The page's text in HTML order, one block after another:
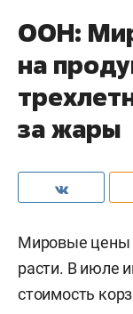
ООН:
на
за жары
Мировые цены
расти. В июле
стоимость